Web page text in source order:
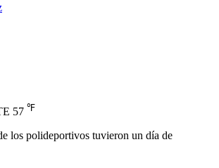
57 ℉
los polideportivos tuvieron un día de